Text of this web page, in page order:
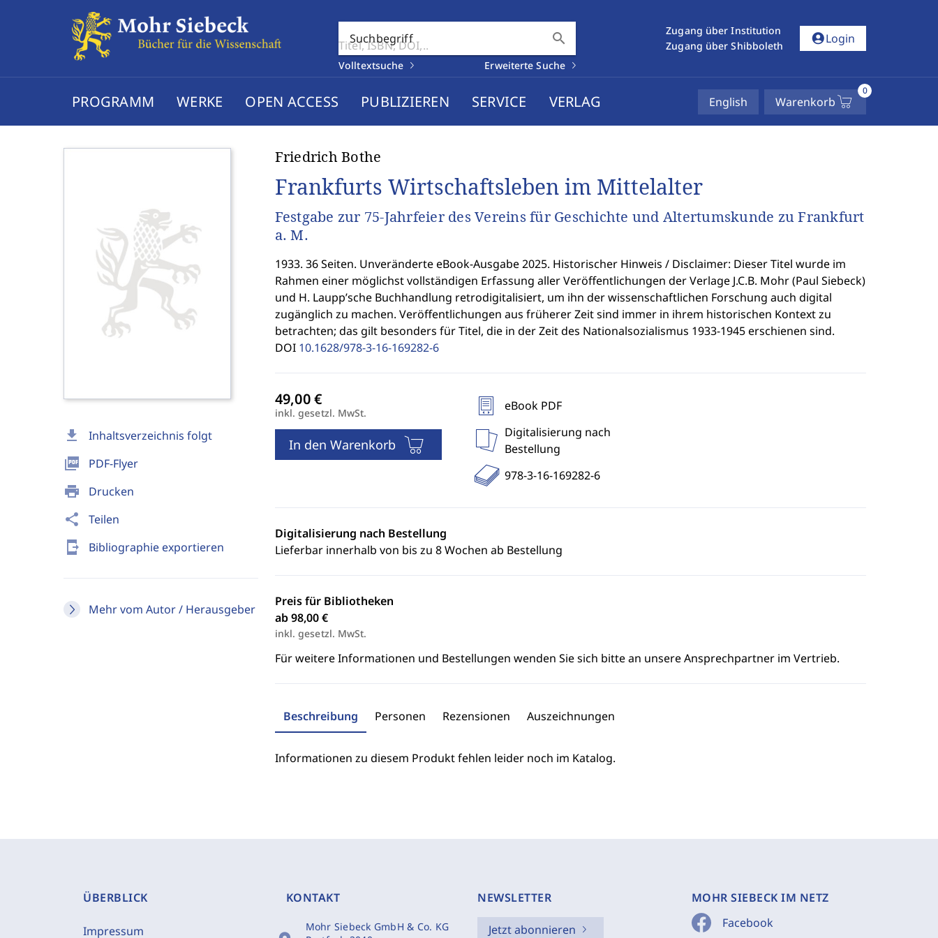
Suchbegriff search
Volltextsuche Erweiterte Suche
Zugang über Institution
Zugang über Shibboleth
account_circleLogin
PROGRAMM WERKE OPEN ACCESS PUBLIZIEREN SERVICE VERLAG English Warenkorb
0
download Inhaltsverzeichnis folgt
picture_as_pdf PDF-Flyer
print Drucken
share Teilen
send_to_mobile Bibliographie exportieren
Mehr vom Autor / Herausgeber
Friedrich Bothe
Frankfurts Wirtschaftsleben im Mittelalter
Festgabe zur 75-Jahrfeier des Vereins für Geschichte und Altertumskunde zu Frankfurt
a. M.
1933. 36 Seiten. Unveränderte eBook-Ausgabe 2025. Historischer Hinweis / Disclaimer: Dieser Titel wurde im
Rahmen einer möglichst vollständigen Erfassung aller Veröffentlichungen der Verlage J.C.B. Mohr (Paul Siebeck)
und H. Laupp’sche Buchhandlung retrodigitalisiert, um ihn der wissenschaftlichen Forschung auch digital
zugänglich zu machen. Veröffentlichungen aus früherer Zeit sind immer in ihrem historischen Kontext zu
betrachten; das gilt besonders für Titel, die in der Zeit des Nationalsozialismus 1933-1945 erschienen sind.
DOI 10.1628/978-3-16-169282-6
inkl. gesetzl. MwSt.
In den Warenkorb
eBook PDF
Digitalisierung nach
Bestellung
978-3-16-169282-6
Digitalisierung nach Bestellung
Lieferbar innerhalb von bis zu 8 Wochen ab Bestellung
Preis für Bibliotheken
ab 98,00 €
inkl. gesetzl. MwSt.
Für weitere Informationen und Bestellungen wenden Sie sich bitte an unsere Ansprechpartner im Vertrieb.
Beschreibung Personen Rezensionen Auszeichnungen
Informationen zu diesem Produkt fehlen leider noch im Katalog.
ÜBERBLICK
Impressum
KONTAKT
Mohr Siebeck GmbH & Co. KG
NEWSLETTER
Jetzt abonnieren
MOHR SIEBECK IM NETZ
Facebook